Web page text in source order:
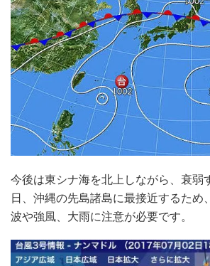
今後は東シナ海を北上しながら、衰弱
日、沖縄の先島諸島に最接近するため
波や強風、大雨に注意が必要です。